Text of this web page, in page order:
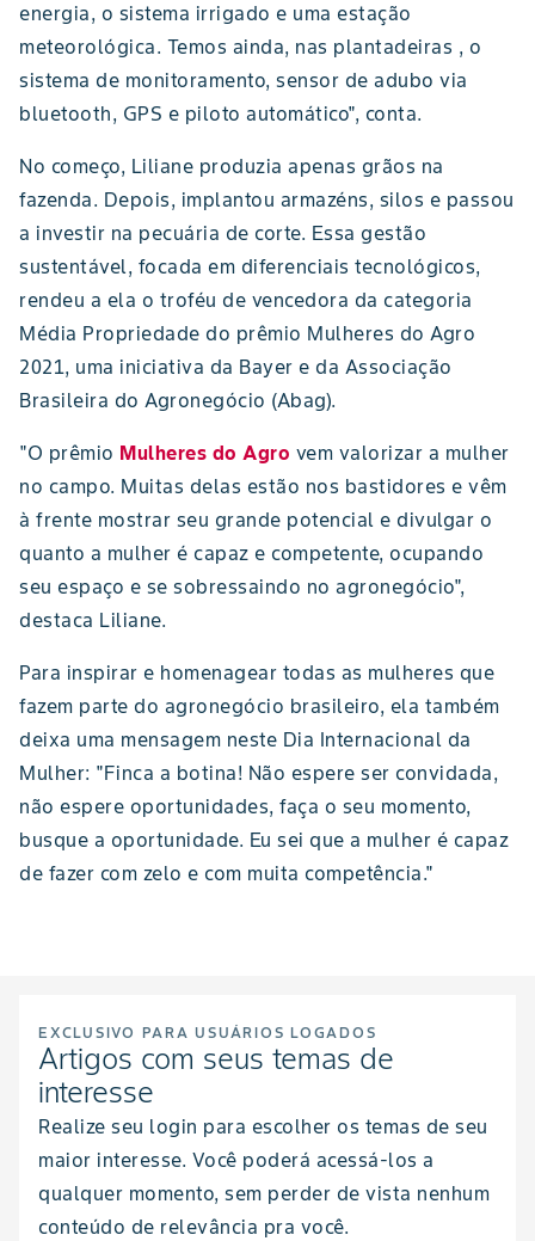
energia, o sistema irrigado e uma estação
meteorológica. Temos ainda, nas plantadeiras , o
sistema de monitoramento, sensor de adubo via
bluetooth, GPS e piloto automático", conta.
No começo, Liliane produzia apenas grãos na
fazenda. Depois, implantou armazéns, silos e passou
a investir na pecuária de corte. Essa gestão
sustentável, focada em diferenciais tecnológicos,
rendeu a ela o troféu de vencedora da categoria
Média Propriedade do prêmio Mulheres do Agro
2021, uma iniciativa da Bayer e da Associação
Brasileira do Agronegócio (Abag).
"O prêmio Mulheres do Agro vem valorizar a mulher
no campo. Muitas delas estão nos bastidores e vêm
à frente mostrar seu grande potencial e divulgar o
quanto a mulher é capaz e competente, ocupando
seu espaço e se sobressaindo no agronegócio",
destaca Liliane.
Para inspirar e homenagear todas as mulheres que
fazem parte do agronegócio brasileiro, ela também
deixa uma mensagem neste Dia Internacional da
Mulher: "Finca a botina! Não espere ser convidada,
não espere oportunidades, faça o seu momento,
busque a oportunidade. Eu sei que a mulher é capaz
de fazer com zelo e com muita competência."
EXCLUSIVO PARA USUÁRIOS LOGADOS
Artigos com seus temas de
interesse
Realize seu login para escolher os temas de seu
maior interesse. Você poderá acessá-los a
qualquer momento, sem perder de vista nenhum
conteúdo de relevância pra você.